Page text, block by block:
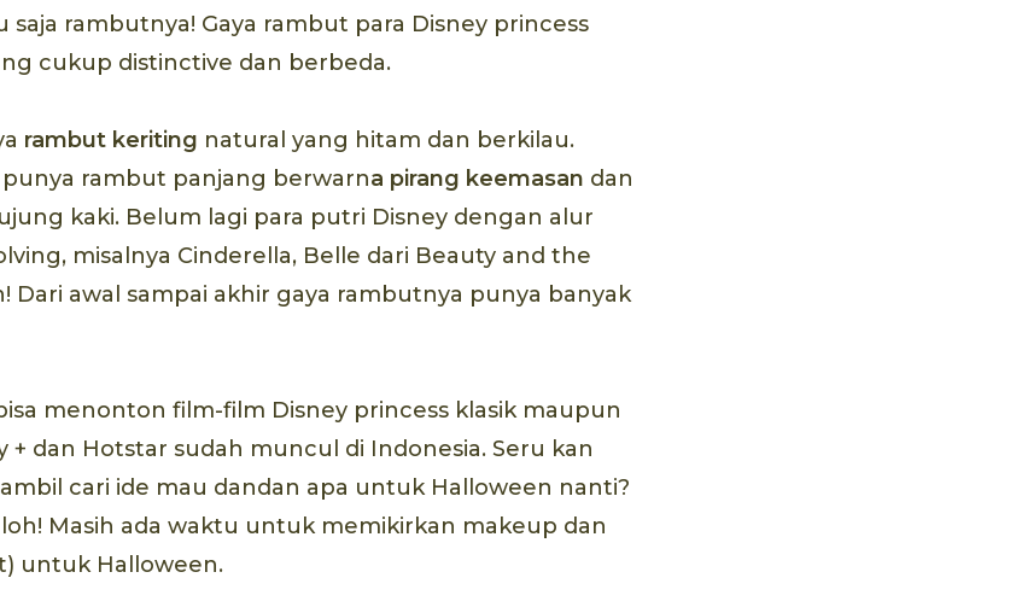
rambutnya! Gaya rambut para Disney princess
cukup distinctive dan berbeda.
rambut keriting natural yang hitam dan berkilau.
rambut panjang berwarna pirang keemasan dan
kaki. Belum lagi para putri Disney dengan alur
misalnya Cinderella, Belle dari Beauty and the
Dari awal sampai akhir gaya rambutnya punya banyak
menonton film-film Disney princess klasik maupun
+ dan Hotstar sudah muncul di Indonesia. Seru kan
cari ide mau dandan apa untuk Halloween nanti?
Masih ada waktu untuk memikirkan makeup dan
untuk Halloween.